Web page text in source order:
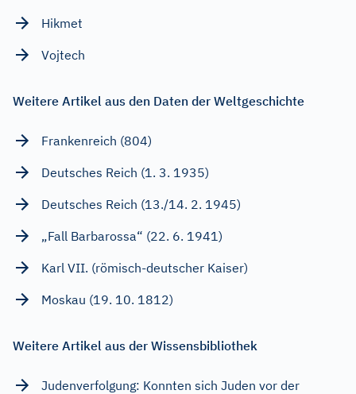
Hikmet
Vojtech
Weitere Artikel aus den Daten der Weltgeschichte
Frankenreich (804)
Deutsches Reich (1. 3. 1935)
Deutsches Reich (13./14. 2. 1945)
„Fall Barbarossa“ (22. 6. 1941)
Karl VII. (römisch-deutscher Kaiser)
Moskau (19. 10. 1812)
Weitere Artikel aus der Wissensbibliothek
Judenverfolgung: Konnten sich Juden vor der